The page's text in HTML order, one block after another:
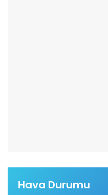
Hava Durumu